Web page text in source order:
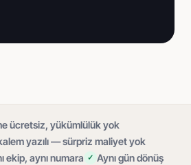
ücretsiz, yükümlülük yok
yazılı — sürpriz maliyet yok
ekip, aynı numara
Aynı gün dönüş